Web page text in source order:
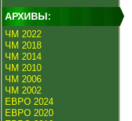
АРХИВЫ:
ЧМ 2022
ЧМ 2018
ЧМ 2014
ЧМ 2010
ЧМ 2006
ЧМ 2002
ЕВРО 2024
ЕВРО 2020